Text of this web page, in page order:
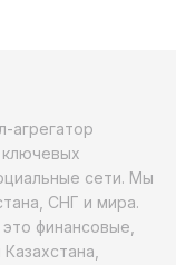
агрегатор
ключевых
сети. Мы
СНГ и мира.
финансовые,